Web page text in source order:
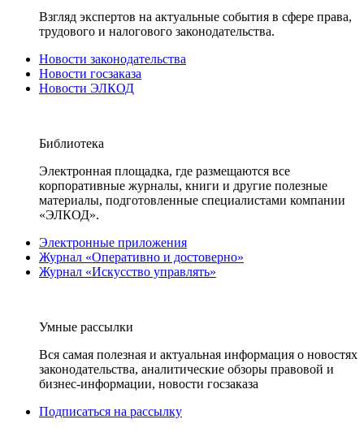
Взгляд экспертов на актуальные события в сфере права,
трудового и налогового законодательства.
Новости законодательства
Новости госзаказа
Новости ЭЛКОД
Библиотека
Электронная площадка, где размещаются все
корпоративные журналы, книги и другие полезные
материалы, подготовленные специалистами компании
«ЭЛКОД».
Электронные приложения
Журнал «Оперативно и достоверно»
Журнал «Искусство управлять»
Умные рассылки
Вся самая полезная и актуальная информация о новостях
законодательства, аналитические обзоры правовой и
бизнес-информации, новости госзаказа
Подписаться на рассылку